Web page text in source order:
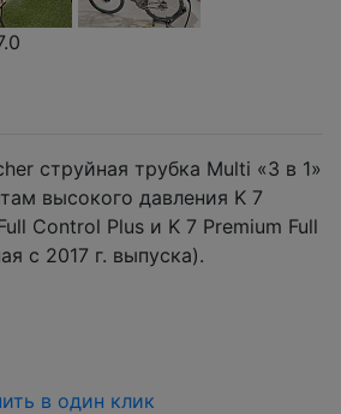
струйная трубка Multi «3 в 1»
высокого давления K 7
Control Plus и K 7 Premium Full
с 2017 г. выпуска).
в один клик